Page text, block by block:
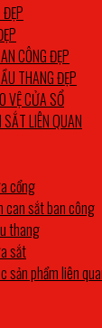
CÔNG ĐẸP
THANG ĐẸP
VỆ CỬA SỔ
LIÊN QUAN
cổng
can sắt ban công
thang
sắt
sản phẩm liên